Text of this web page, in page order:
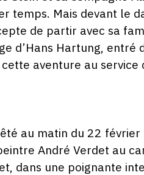
temps. Mais devant le
de partir avec sa
d’Hans Hartung,
aventure au service
au matin du 22
André Verdet au
dans une poignante